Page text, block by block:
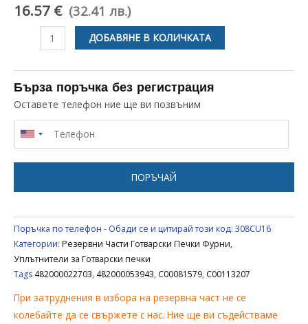
16.57 € (32.41 лв.)
количество
УПЛЪТНИТЕЛ
410
x
300ММ
ЗА
ARISTON
482000053943,
C00081579,
C00113207
ДОБАВЯНЕ В КОЛИЧКАТА
Бърза поръчка без регистрация
Оставете телефон ние ще ви позвъним
ПОРЪЧАЙ
Поръчка по телефон - Обади се и цитирай този код: 308CU16
Категории: Резервни Части Готварски Печки Фурни,
Уплътнители за Готварски печки
Tags482000022703,482000053943, C00081579, C00113207
При затруднения в избора на резервна част не се
колебайте да се свържете с нас. Ние ще ви съдействаме